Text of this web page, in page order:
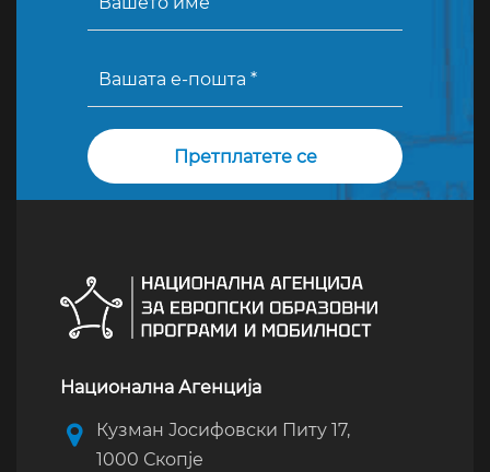
Национална Агенција
Кузман Јосифовски Питу 17,
1000 Скопје